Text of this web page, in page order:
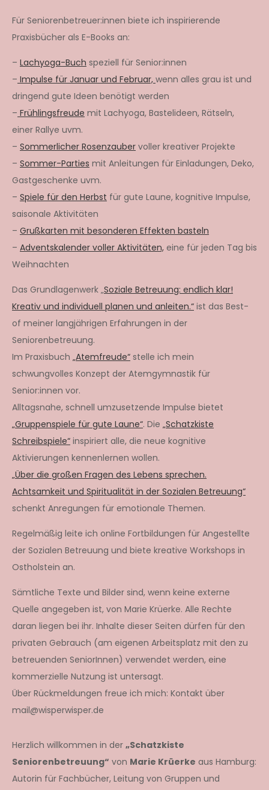
Für Seniorenbetreuer:innen biete ich inspirierende
Praxisbücher als E-Books an:
– Lachyoga-Buch speziell für Senior:innen
– Impulse für Januar und Februar, wenn alles grau ist und
dringend gute Ideen benötigt werden
– Frühlingsfreude mit Lachyoga, Bastelideen, Rätseln,
einer Rallye uvm.
– Sommerlicher Rosenzauber voller kreativer Projekte
– Sommer-Parties mit Anleitungen für Einladungen, Deko,
Gastgeschenke uvm.
– Spiele für den Herbst für gute Laune, kognitive Impulse,
saisonale Aktivitäten
– Grußkarten mit besonderen Effekten basteln
– Adventskalender voller Aktivitäten, eine für jeden Tag bis
Weihnachten
Das Grundlagenwerk „Soziale Betreuung: endlich klar!
Kreativ und individuell planen und anleiten.“ ist das Best-
of meiner langjährigen Erfahrungen in der
Seniorenbetreuung.
Im Praxisbuch „Atemfreude“ stelle ich mein
schwungvolles Konzept der Atemgymnastik für
Senior:innen vor.
Alltagsnahe, schnell umzusetzende Impulse bietet
„Gruppenspiele für gute Laune“. Die „Schatzkiste
Schreibspiele“ inspiriert alle, die neue kognitive
Aktivierungen kennenlernen wollen.
„Über die großen Fragen des Lebens sprechen.
Achtsamkeit und Spiritualität in der Sozialen Betreuung“
schenkt Anregungen für emotionale Themen.
Regelmäßig leite ich online Fortbildungen für Angestellte
der Sozialen Betreuung und biete kreative Workshops in
Ostholstein an.
Sämtliche Texte und Bilder sind, wenn keine externe
Quelle angegeben ist, von Marie Krüerke. Alle Rechte
daran liegen bei ihr. Inhalte dieser Seiten dürfen für den
privaten Gebrauch (am eigenen Arbeitsplatz mit den zu
betreuenden SeniorInnen) verwendet werden, eine
kommerzielle Nutzung ist untersagt.
Über Rückmeldungen freue ich mich: Kontakt über
mail@wisperwisper.de
Herzlich willkommen in der „Schatzkiste
Seniorenbetreuung“ von Marie Krüerke aus Hamburg:
Autorin für Fachbücher, Leitung von Gruppen und